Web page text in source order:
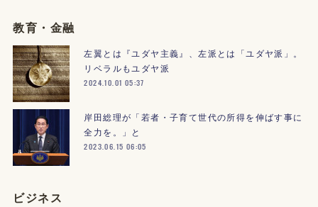
教育・金融
左翼とは『ユダヤ主義』、左派とは「ユダヤ派」。
リベラルもユダヤ派
2024.10.01 05:37
岸田総理が「若者・子育て世代の所得を伸ばす事に
全力を。」と
2023.06.15 06:05
ビジネス